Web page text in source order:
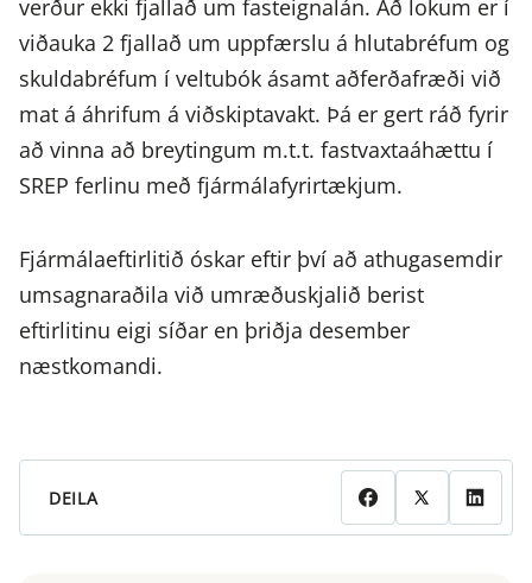
verður ekki fjallað um fasteignalán. Að lokum er í
viðauka 2 fjallað um uppfærslu á hlutabréfum og
skuldabréfum í veltubók ásamt aðferðafræði við
mat á áhrifum á viðskiptavakt. Þá er gert ráð fyrir
að vinna að breytingum m.t.t. fastvaxtaáhættu í
SREP ferlinu með fjármálafyrirtækjum.
Fjármálaeftirlitið óskar eftir því að athugasemdir
umsagnaraðila við umræðuskjalið berist
eftirlitinu eigi síðar en þriðja desember
næstkomandi.
DEILA